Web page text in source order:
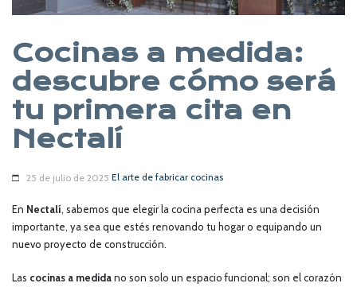
Cocinas a medida:
descubre cómo será
tu primera cita en
Nectalí
25 de julio de 2025 El arte de fabricar cocinas
En Nectalí, sabemos que elegir la cocina perfecta es una decisión
importante, ya sea que estés renovando tu hogar o equipando un
nuevo proyecto de construcción.
Las cocinas a medidano son solo un espacio funcional; son el corazón